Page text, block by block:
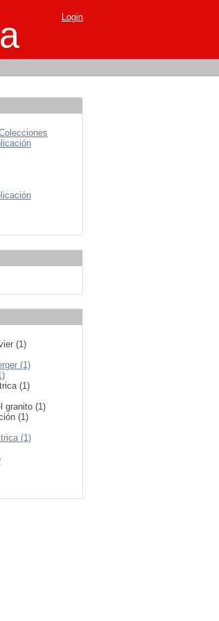
Login
(1)
(1)
(1)
granito (1)
(1)
(1)